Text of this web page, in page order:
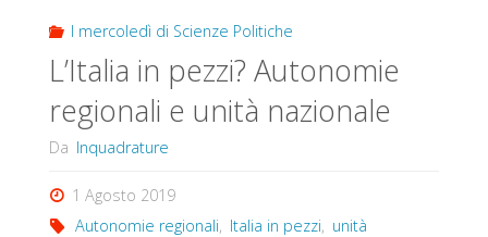
I mercoledì di Scienze Politiche
L’Italia in pezzi? Autonomie
regionali e unità nazionale
Da Inquadrature
1 Agosto 2019
Autonomie regionali, Italia in pezzi, unità